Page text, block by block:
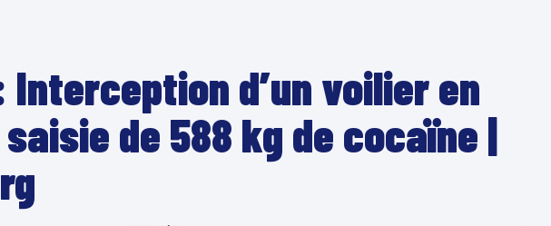
d’un voilier en
de 588 kg de cocaïne |